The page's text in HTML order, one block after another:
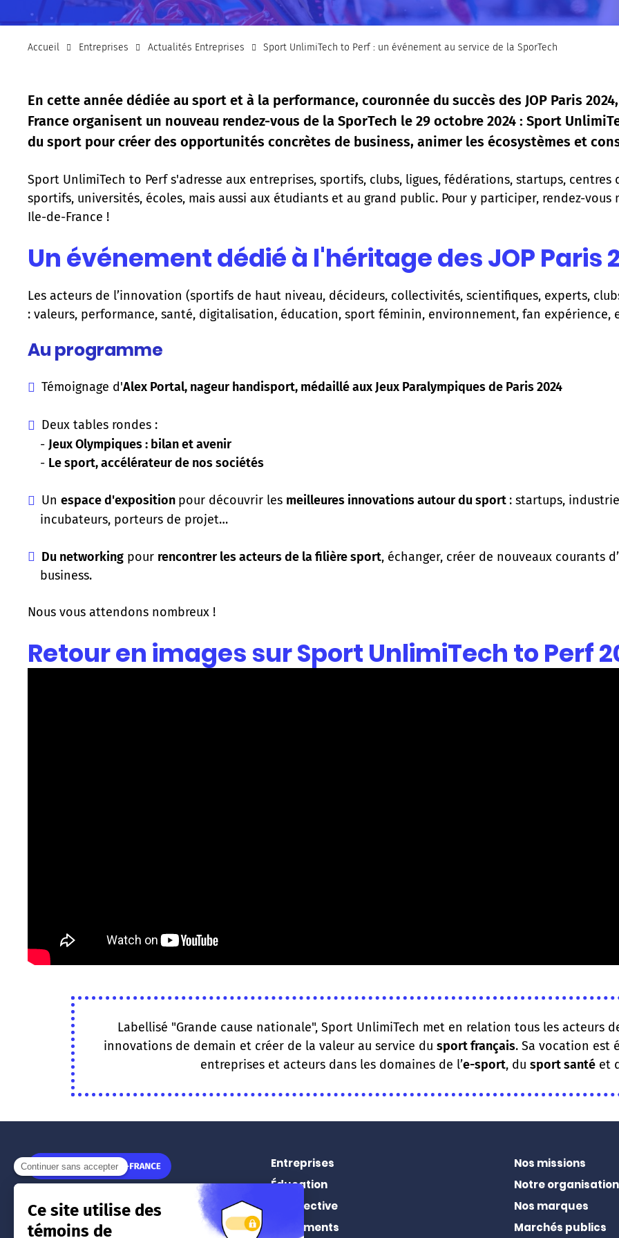
Accueil Entreprises Actualités Entreprises Sport UnlimiTech to Perf : un événement au service de la SporTech
En cette année dédiée au sport et à la performance, couronnée du succès des JOP Paris
France organisent un nouveau rendez-vous de la SporTech le 29 octobre 2024 : Sport
du sport pour créer des opportunités concrètes de business, animer les écosystèmes et
Sport UnlimiTech to Perf s'adresse aux entreprises, sportifs, clubs, ligues, fédérations, startups, centres
sportifs, universités, écoles, mais aussi aux étudiants et au grand public. Pour y participer, rendez-vous
Ile-de-France !
Un événement dédié à l'héritage des JOP Paris
Les acteurs de l’innovation (sportifs de haut niveau, décideurs, collectivités, scientifiques, experts,
: valeurs, performance, santé, digitalisation, éducation, sport féminin, environnement, fan expérience,
Au programme
Témoignage d'Alex Portal, nageur handisport, médaillé aux Jeux Paralympiques de Paris 2024
Deux tables rondes :
- Jeux Olympiques : bilan et avenir
- Le sport, accélérateur de nos sociétés
Un espace d'exposition pour découvrir les meilleures innovations autour du sport : startups,
incubateurs, porteurs de projet…
Du networking pour rencontrer les acteurs de la filière sport, échanger, créer de nouveaux courants
business.
Nous vous attendons nombreux !
Retour en images sur Sport UnlimiTech to Perf
Labellisé "Grande cause nationale", Sport UnlimiTech met en relation tous les acteurs
innovations de demain et créer de la valeur au service du sport français. Sa vocation est
entreprises et acteurs dans les domaines de l’e-sport, du sport santéet
11 rue Léon Jouhaux
75010Paris
Entreprises
Éducation
Prospective
Événements
Nos missions
Notre organisation
Nos marques
Marchés publics